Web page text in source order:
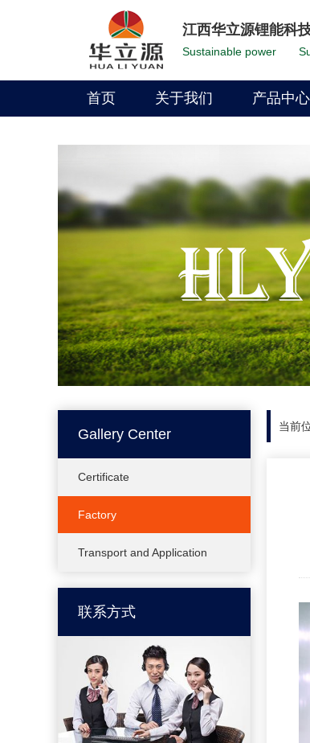
江西华立源锂能科
Sustainable power
首页 关于我们
环境保护
公司实力
发展历程
产品中心
Li-Ion
Gallery Center
Certificate
Factory
Transport and Application
联系方式
当前